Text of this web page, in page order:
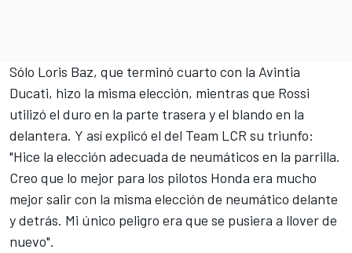
Sólo Loris Baz, que terminó cuarto con la Avintia
Ducati, hizo la misma elección, mientras que Rossi
utilizó el duro en la parte trasera y el blando en la
delantera. Y así explicó el del Team LCR su triunfo:
"Hice la elección adecuada de neumáticos en la parrilla.
Creo que lo mejor para los pilotos Honda era mucho
mejor salir con la misma elección de neumático delante
y detrás. Mi único peligro era que se pusiera a llover de
nuevo".